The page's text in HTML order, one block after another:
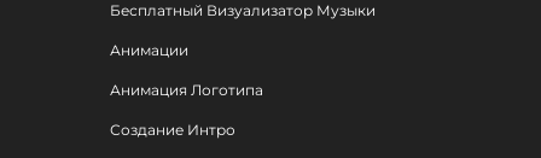
Бесплатный Визуализатор Музыки
Анимации
Анимация Логотипа
Создание Интро